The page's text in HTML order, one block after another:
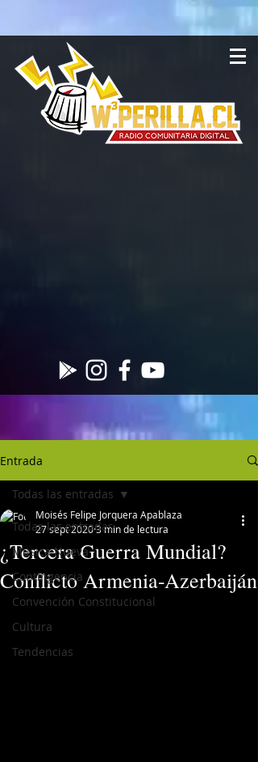
Entrada
Todas las entradas
Musica Nueva
Contingencia
Convención Constitucional
Cultura
Tendencias
Todas las entradas
¿Tercera Guerra Mundial?
Conflicto Armenia-Azerbaiján
Moisés Felipe Jorquera Apablaza
27 sept 20203 min de lectura